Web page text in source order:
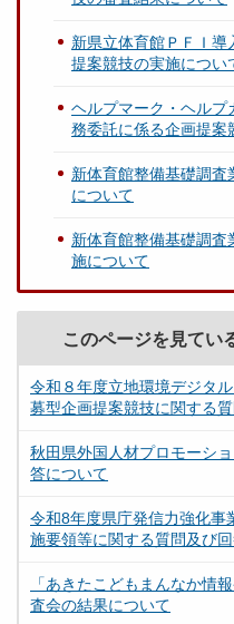
新県立体育館ＰＦＩ
提案競技の実施につい
ヘルプマーク・ヘルプ
務委託に係る企画提案
新体育館整備基礎調
について
新体育館整備基礎調
施について
このページを見てい
令和８年度立地環境デジタ
募型企画提案競技に関する
秋田県外国人材プロモーシ
答について
令和8年度県庁発信力強化事
施要領等に関する質問及び
「あきたこどもまんなか情
査会の結果について